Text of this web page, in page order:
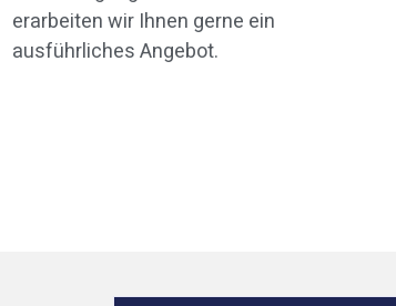
ausführliches Angebot.